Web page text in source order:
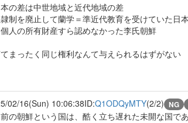
の差は中世地域と近代地域の差
制を廃止して蘭学＝準近代教育を受けていた日本
人の所有財産すら認めなかった李氏朝鮮
まったく同じ権利なんて与えられるはずがない
02/16(Sun) 10:06:38ID:Q1ODQyMTY(2/2) NG
の朝鮮という国は、酷く立ち遅れた未開な国